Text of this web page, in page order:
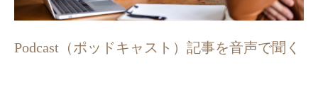
Podcast（ポッドキャスト）記事を音声で聞く